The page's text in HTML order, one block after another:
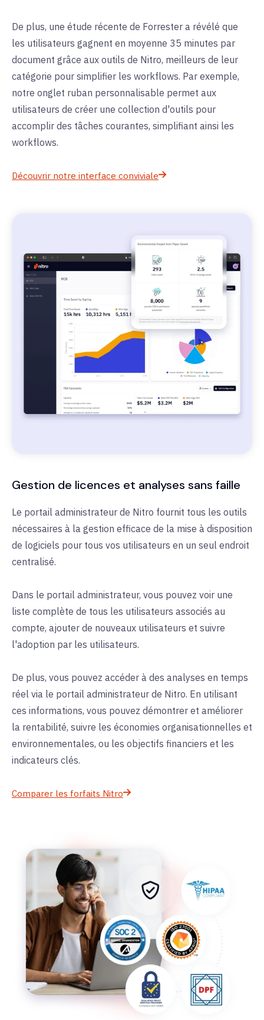
De plus, une étude récente de Forrester a révélé que
les utilisateurs gagnent en moyenne 35 minutes par
document grâce aux outils de Nitro, meilleurs de leur
catégorie pour simplifier les workflows. Par exemple,
notre onglet ruban personnalisable permet aux
utilisateurs de créer une collection d'outils pour
accomplir des tâches courantes, simplifiant ainsi les
workflows.
Découvrir notre interface conviviale
Gestion de licences et analyses sans faille
Le portail administrateur de Nitro fournit tous les outils
nécessaires à la gestion efficace de la mise à disposition
de logiciels pour tous vos utilisateurs en un seul endroit
centralisé.
Dans le portail administrateur, vous pouvez voir une
liste complète de tous les utilisateurs associés au
compte, ajouter de nouveaux utilisateurs et suivre
l'adoption par les utilisateurs.
De plus, vous pouvez accéder à des analyses en temps
réel via le portail administrateur de Nitro. En utilisant
ces informations, vous pouvez démontrer et améliorer
la rentabilité, suivre les économies organisationnelles et
environnementales, ou les objectifs financiers et les
indicateurs clés.
Comparer les forfaits Nitro